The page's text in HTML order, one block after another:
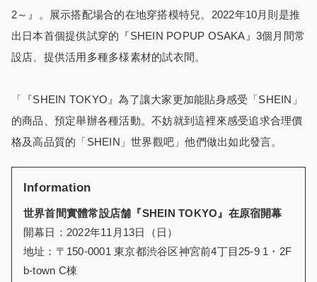
2～』。展示搭配場合的在地穿搭模特兒。2022年10月則是推
出日本首個提供試穿的『SHEIN POPUP OSAKA』3個月間常
設店、提供活用多種多様素材的試衣間。
「『SHEIN TOKYO』為了讓大家更加能貼身感受「SHEIN」
的商品、預定舉辦各種活動。不妨就到這裡來感受追求合理價
格及高品質的「SHEIN」世界觀吧」他們做出如此發言。
Information
世界首間實體常設店舗『SHEIN TOKYO』在原宿開幕
開幕日：2022年11月13日（日）
地址：〒150-0001 東京都渋谷区神宮前4丁目25-9 1・2F
b-town C棟